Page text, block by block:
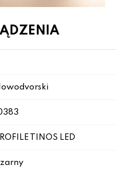
TINOS LED